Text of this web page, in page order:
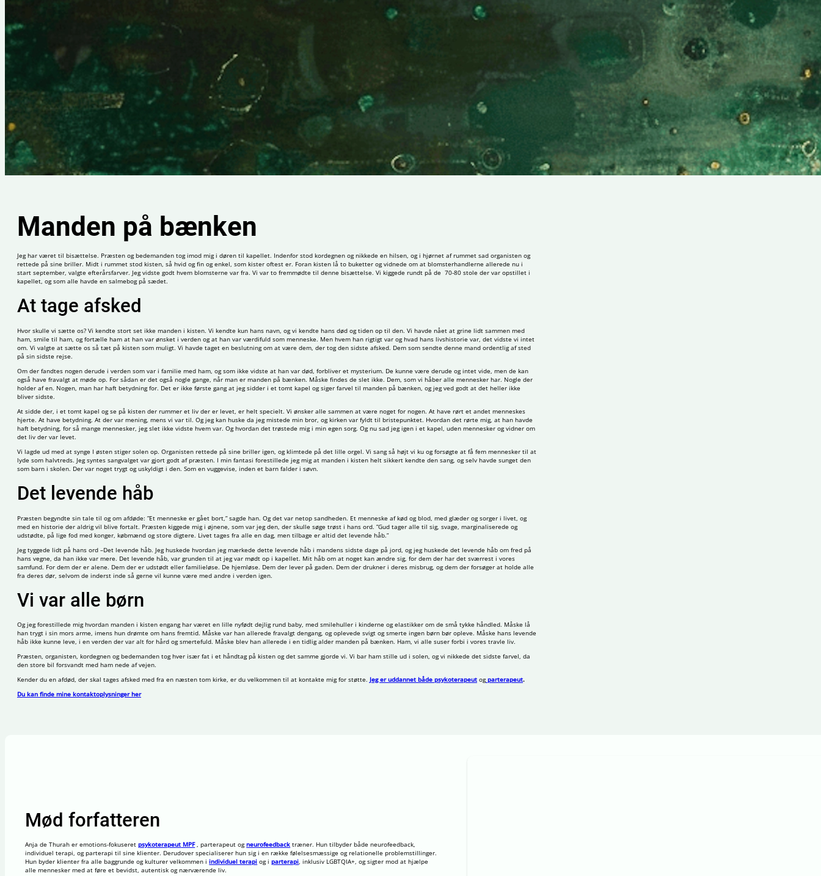
Manden på bænken
Jeg har været til bisættelse. Præsten og bedemanden tog imod mig i døren til kapellet. Indenfor stod kordegnen og nikkede en hilsen, og i hjørnet af rummet sad organisten og
rettede på sine briller. Midt i rummet stod kisten, så hvid og fin og enkel, som kister oftest er. Foran kisten lå to buketter og vidnede om at blomsterhandlerne allerede nu i
start september, valgte efterårsfarver. Jeg vidste godt hvem blomsterne var fra. Vi var to fremmødte til denne bisættelse. Vi kiggede rundt på de 70-80 stole der var opstillet i
kapellet, og som alle havde en salmebog på sædet.
At tage afsked
Hvor skulle vi sætte os? Vi kendte stort set ikke manden i kisten. Vi kendte kun hans navn, og vi kendte hans død og tiden op til den. Vi havde nået at grine lidt sammen med
ham, smile til ham, og fortælle ham at han var ønsket i verden og at han var værdifuld som menneske. Men hvem han rigtigt var og hvad hans livshistorie var, det vidste vi intet
om. Vi valgte at sætte os så tæt på kisten som muligt. Vi havde taget en beslutning om at være dem, der tog den sidste afsked. Dem som sendte denne mand ordentlig af sted
på sin sidste rejse.
Om der fandtes nogen derude i verden som var i familie med ham, og som ikke vidste at han var død, forbliver et mysterium. De kunne være derude og intet vide, men de kan
også have fravalgt at møde op. For sådan er det også nogle gange, når man er manden på bænken. Måske findes de slet ikke. Dem, som vi håber alle mennesker har. Nogle der
holder af en. Nogen, man har haft betydning for. Det er ikke første gang at jeg sidder i et tomt kapel og siger farvel til manden på bænken, og jeg ved godt at det heller ikke
bliver sidste.
At sidde der, i et tomt kapel og se på kisten der rummer et liv der er levet, er helt specielt. Vi ønsker alle sammen at være noget for nogen. At have rørt et andet menneskes
hjerte. At have betydning. At der var mening, mens vi var til. Og jeg kan huske da jeg mistede min bror, og kirken var fyldt til bristepunktet. Hvordan det rørte mig, at han havde
haft betydning, for så mange mennesker, jeg slet ikke vidste hvem var. Og hvordan det trøstede mig i min egen sorg. Og nu sad jeg igen i et kapel, uden mennesker og vidner om
det liv der var levet.
Vi lagde ud med at synge I østen stiger solen op. Organisten rettede på sine briller igen, og klimtede på det lille orgel. Vi sang så højt vi ku og forsøgte at få fem mennesker til at
lyde som halvtreds. Jeg syntes sangvalget var gjort godt af præsten. I min fantasi forestillede jeg mig at manden i kisten helt sikkert kendte den sang, og selv havde sunget den
som barn i skolen. Der var noget trygt og uskyldigt i den. Som en vuggevise, inden et barn falder i søvn.
Det levende håb
Præsten begyndte sin tale til og om afdøde: ”Et menneske er gået bort,” sagde han. Og det var netop sandheden. Et menneske af kød og blod, med glæder og sorger i livet, og
med en historie der aldrig vil blive fortalt. Præsten kiggede mig i øjnene, som var jeg den, der skulle søge trøst i hans ord. ”Gud tager alle til sig, svage, marginaliserede og
udstødte, på lige fod med konger, købmænd og store digtere. Livet tages fra alle en dag, men tilbage er altid det levende håb.”
Jeg tyggede lidt på hans ord –Det levende håb. Jeg huskede hvordan jeg mærkede dette levende håb i mandens sidste dage på jord, og jeg huskede det levende håb om fred på
hans vegne, da han ikke var mere. Det levende håb, var grunden til at jeg var mødt op i kapellet. Mit håb om at noget kan ændre sig, for dem der har det sværrest i vores
samfund. For dem der er alene. Dem der er udstødt eller familieløse. De hjemløse. Dem der lever på gaden. Dem der drukner i deres misbrug, og dem der forsøger at holde alle
fra deres dør, selvom de inderst inde så gerne vil kunne være med andre i verden igen.
Vi var alle børn
Og jeg forestillede mig hvordan manden i kisten engang har været en lille nyfødt dejlig rund baby, med smilehuller i kinderne og elastikker om de små tykke håndled. Måske lå
han trygt i sin mors arme, imens hun drømte om hans fremtid. Måske var han allerede fravalgt dengang, og oplevede svigt og smerte ingen børn bør opleve. Måske hans levende
håb ikke kunne leve, i en verden der var alt for hård og smertefuld. Måske blev han allerede i en tidlig alder manden på bænken. Ham, vi alle suser forbi i vores travle liv.
Præsten, organisten, kordegnen og bedemanden tog hver især fat i et håndtag på kisten og det samme gjorde vi. Vi bar ham stille ud i solen, og vi nikkede det sidste farvel, da
den store bil forsvandt med ham nede af vejen.
Kender du en afdød, der skal tages afsked med fra en næsten tom kirke, er du velkommen til at kontakte mig for støtte. Jeg er uddannet både psykoterapeut og parterapeut.
Du kan finde mine kontaktoplysninger her
Mød forfatteren
Anja de Thurah er emotions-fokuseretpsykoterapeut MPF,parterapeut ogneurofeedback træner. Hun tilbyder både neurofeedback,
individuel terapi, og parterapi til sine klienter. Derudover specialiserer hun sig i en række følelsesmæssige og relationelle problemstillinger.
Hun byder klienter fra alle baggrunde og kulturer velkommen iindividuel terapi og iparterapi, inklusiv LGBTQIA+, og sigter mod at hjælpe
alle mennesker med at føre et bevidst, autentisk og nærværende liv.